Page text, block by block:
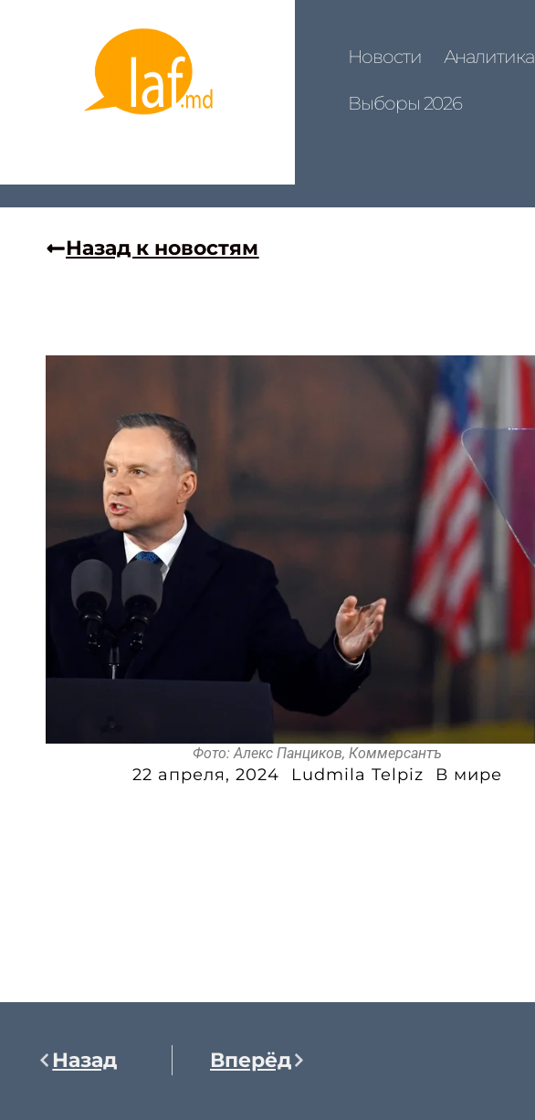
Новости Аналитика
Выборы 2026
Назад к новостям
Фото: Алекс Панциков, Коммерсантъ
22 апреля, 2024 Ludmila Telpiz В мире
Назад Вперёд